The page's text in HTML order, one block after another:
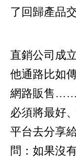
了回歸產品
直銷公司成
他通路比如
網路販售……
必須將最好
平台去分享
問：如果沒